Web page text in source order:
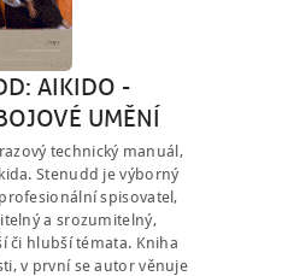
AIKIDO -
UMĚNÍ
technický manuál,
Stenudd je výborný
spisovatel,
a srozumitelný,
či hlubší témata. Kniha
v první se autor věnuje